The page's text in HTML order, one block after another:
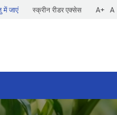
में जाएं स्क्रीन रीडर एक्सेस A+ A